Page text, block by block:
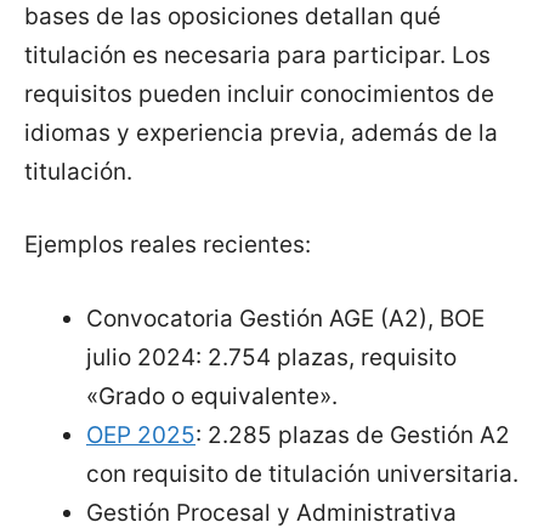
bases de las oposiciones detallan qué
titulación es necesaria para participar. Los
requisitos pueden incluir conocimientos de
idiomas y experiencia previa, además de la
titulación.
Ejemplos reales recientes:
Convocatoria Gestión AGE (A2), BOE
julio 2024: 2.754 plazas, requisito
«Grado o equivalente».
OEP 2025: 2.285 plazas de Gestión A2
con requisito de titulación universitaria.
Gestión Procesal y Administrativa